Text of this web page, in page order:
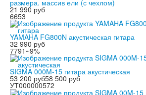
размера. массив ели (с чехлом)
21 990 руб
6653
YAMAHA FG800N акустическая гитара
32 990 руб
7791 ~9%
SIGMA 000M-15 гитара акустическая
53 200 руб58 500 руб
УТ000000572